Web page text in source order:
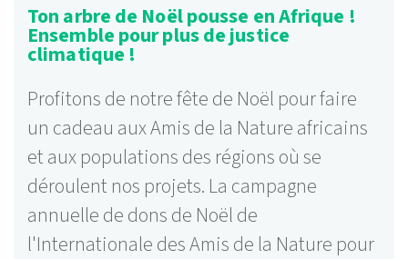
Ton arbre de Noël pousse en Afrique !
Ensemble pour plus de justice
climatique !
Profitons de notre fête de Noël pour faire
un cadeau aux Amis de la Nature africains
et aux populations des régions où se
déroulent nos projets. La campagne
annuelle de dons de Noël de
l'Internationale des Amis de la Nature pour